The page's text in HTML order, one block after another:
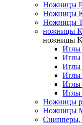
Ножницы
Ножницы
Ножницы
ножницы
ножницы
Иглы
Иглы
Иглы
Иглы
Иглы
Иглы
Ножницы
Ножницы
Снипперы,